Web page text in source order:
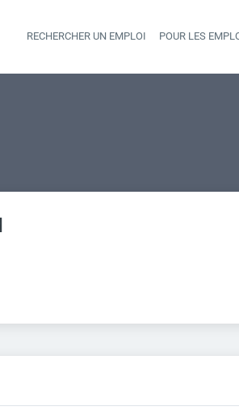
RECHERCHER UN EMPLOI POUR LES